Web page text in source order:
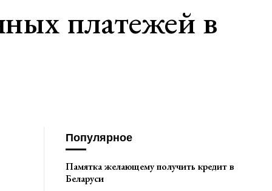
платежей в
Популярное
Памятка желающему получить кредит в
Беларуси